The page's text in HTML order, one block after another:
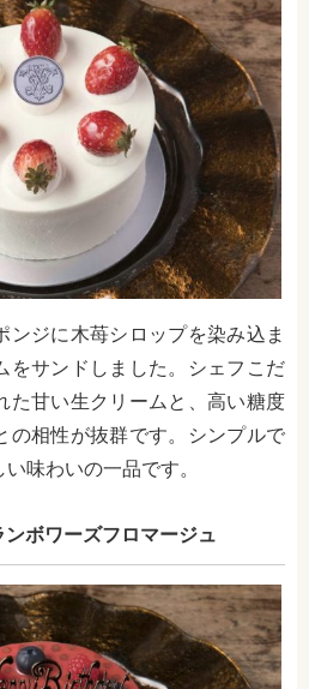
ンジに木苺シロップを染み込ま
をサンドしました。シェフこだ
た甘い生クリームと、高い糖度
の相性が抜群です。シンプルで
味わいの一品です。
ンボワーズフロマージュ